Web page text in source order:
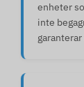
enheter
inte